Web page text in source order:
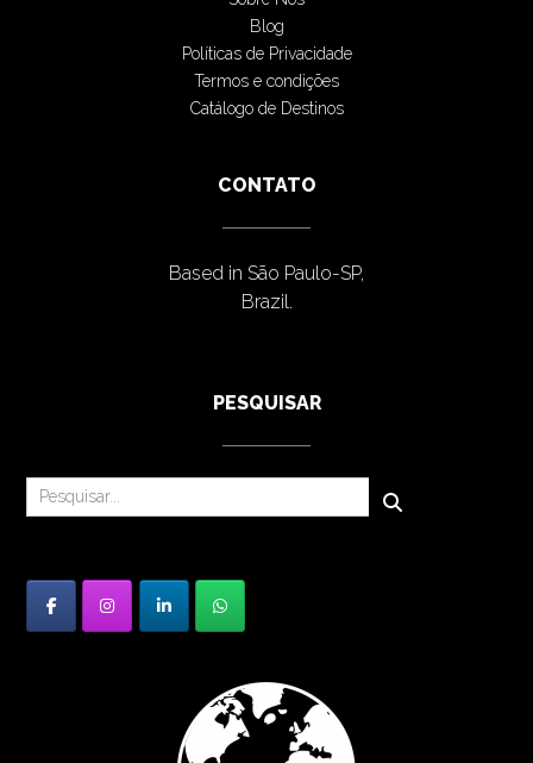
Blog
Políticas de Privacidade
Termos e condições
Catálogo de Destinos
CONTATO
Based in São Paulo-SP,
Brazil.
PESQUISAR